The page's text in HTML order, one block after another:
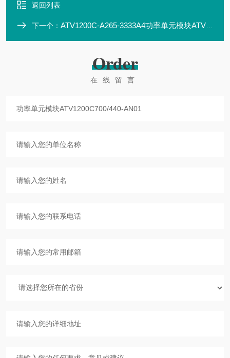
返回列表
下一个： ATV1200C-A265-3333A4功率单元模块ATV1200C700/440-AP10
Order
在线留言